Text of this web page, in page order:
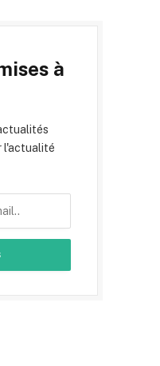
à
l'actualité